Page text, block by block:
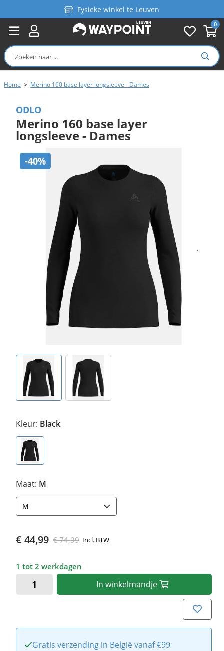
0
Fysieke winkel te Leuven
Persoonlijk advies
Gratis verzending in België vanaf €99
Home > Merino 160 base layer longsleeve - Dames
ODLO
Merino 160 base layer
longsleeve - Dames
-40%
Kleur: Black
Maat: M
M
€ 74,99
€ 44,99 Incl. BTW
1 tot 2 werkdagen
In winkelmandje
Gratis verzending in België vanaf €99